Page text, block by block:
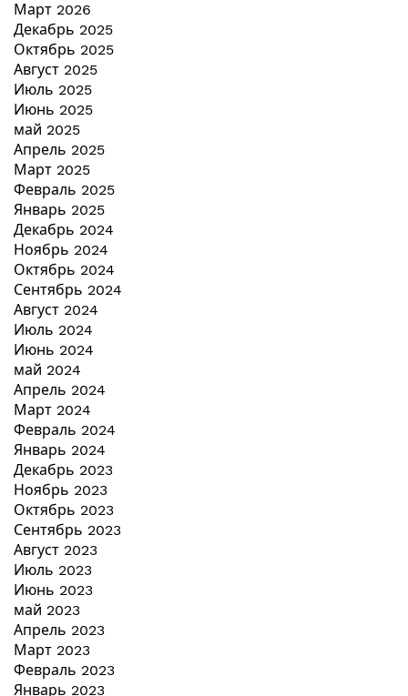
Март 2026
Декабрь 2025
Октябрь 2025
Август 2025
Июль 2025
Июнь 2025
май 2025
Апрель 2025
Март 2025
Февраль 2025
Январь 2025
Декабрь 2024
Ноябрь 2024
Октябрь 2024
Сентябрь 2024
Август 2024
Июль 2024
Июнь 2024
май 2024
Апрель 2024
Март 2024
Февраль 2024
Январь 2024
Декабрь 2023
Ноябрь 2023
Октябрь 2023
Сентябрь 2023
Август 2023
Июль 2023
Июнь 2023
май 2023
Апрель 2023
Март 2023
Февраль 2023
Январь 2023